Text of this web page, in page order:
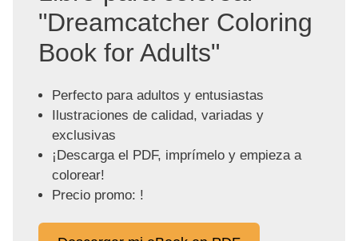
"Dreamcatcher Coloring
Book for Adults"
Perfecto para adultos y entusiastas
Ilustraciones de calidad, variadas y
exclusivas
¡Descarga el PDF, imprímelo y empieza a
colorear!
Precio promo: !